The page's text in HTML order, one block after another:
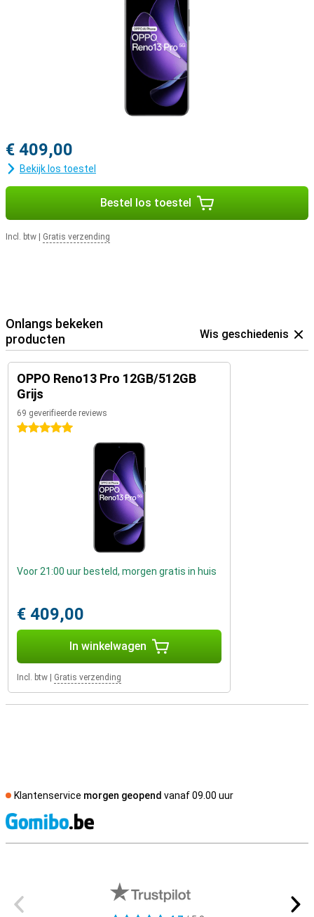
€ 409,00
Bekijk los toestel
Bestel los toestel
Incl. btw Gratis verzending
Onlangs bekeken
producten
Wis geschiedenis
OPPO Reno13 Pro 12GB/512GB
Grijs
69 geverifieerde reviews
5 sterren
Voor 21:00 uur besteld, morgen gratis in huis
€ 409,00
In winkelwagen
Incl. btw Gratis verzending
Klantenservice morgen geopend vanaf 09.00 uur